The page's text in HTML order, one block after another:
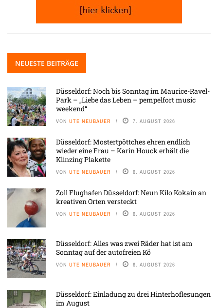
NEUESTE BEITRÄGE
Düsseldorf: Noch bis Sonntag im Maurice-Ravel-
Park – „Liebe das Leben – pempelfort music
weekend“
VON UTE NEUBAUER 7. AUGUST 2026
Düsseldorf: Mostertpöttches ehren endlich
wieder eine Frau – Karin Houck erhält die
Klinzing Plakette
VON UTE NEUBAUER 6. AUGUST 2026
Zoll Flughafen Düsseldorf: Neun Kilo Kokain an
kreativen Orten versteckt
VON UTE NEUBAUER 6. AUGUST 2026
Düsseldorf: Alles was zwei Räder hat ist am
Sonntag auf der autofreien Kö
VON UTE NEUBAUER 6. AUGUST 2026
Düsseldorf: Einladung zu drei Hinterhoflesungen
im August